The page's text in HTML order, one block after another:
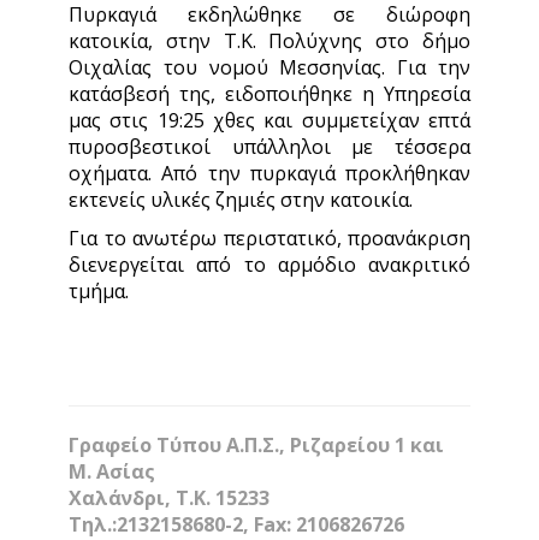
Πυρκαγιά εκδηλώθηκε σε διώροφη
κατοικία, στην Τ.Κ. Πολύχνης στο δήμο
Οιχαλίας του νομού Μεσσηνίας. Για την
κατάσβεσή της, ειδοποιήθηκε η Υπηρεσία
μας στις 19:25 χθες και συμμετείχαν επτά
πυροσβεστικοί υπάλληλοι με τέσσερα
οχήματα. Από την πυρκαγιά προκλήθηκαν
εκτενείς υλικές ζημιές στην κατοικία.
Για το ανωτέρω περιστατικό, προανάκριση
διενεργείται από το αρμόδιο ανακριτικό
τμήμα.
Γραφείο Τύπου Α.Π.Σ., Ριζαρείου 1 και
Μ. Ασίας
Χαλάνδρι, Τ.Κ. 15233
Τηλ.:2132158680-2, Fax: 2106826726